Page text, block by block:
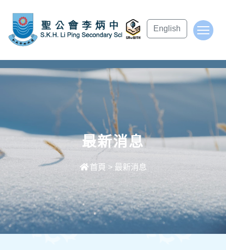
English
最新消息
首頁 > 最新消息